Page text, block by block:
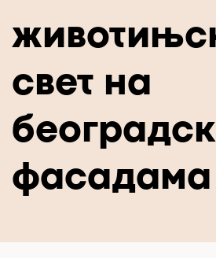
ЦПН
LAT
свет на
фасадама